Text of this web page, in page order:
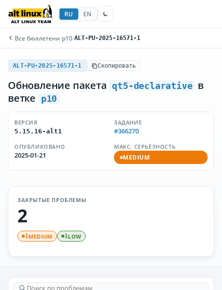
RU EN
Все бюллетени/p10/ALT-PU-2025-16571-1
ALT-PU-2025-16571-1 Скопировать
Обновление пакета qt5-declarative в
ветке
p10
ВЕРСИЯ
5.15.16-alt1
ЗАДАНИЕ
#366270
ОПУБЛИКОВАНО
2025-01-21
МАКС. СЕРЬЁЗНОСТЬ
MEDIUM
ЗАКРЫТЫЕ ПРОБЛЕМЫ
2
1MEDIUM 1LOW